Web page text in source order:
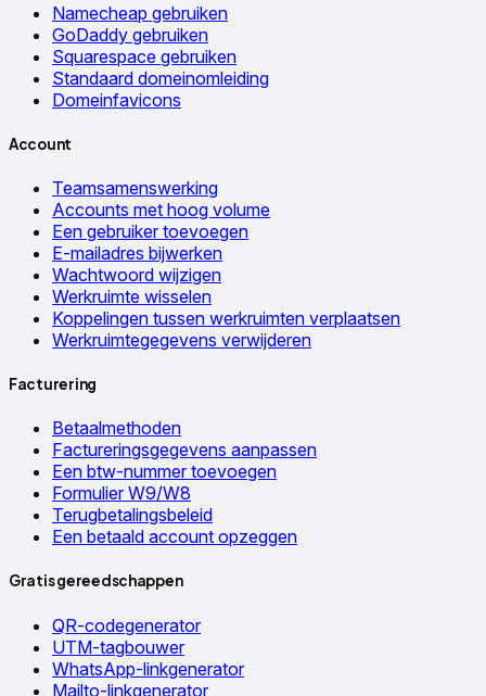
Namecheap gebruiken
GoDaddy gebruiken
Squarespace gebruiken
Standaard domeinomleiding
Domeinfavicons
Account
Teamsamenswerking
Accounts met hoog volume
Een gebruiker toevoegen
E-mailadres bijwerken
Wachtwoord wijzigen
Werkruimte wisselen
Koppelingen tussen werkruimten verplaatsen
Werkruimtegegevens verwijderen
Facturering
Betaalmethoden
Factureringsgegevens aanpassen
Een btw-nummer toevoegen
Formulier W9/W8
Terugbetalingsbeleid
Een betaald account opzeggen
Gratis gereedschappen
QR-codegenerator
UTM-tagbouwer
WhatsApp-linkgenerator
Mailto-linkgenerator